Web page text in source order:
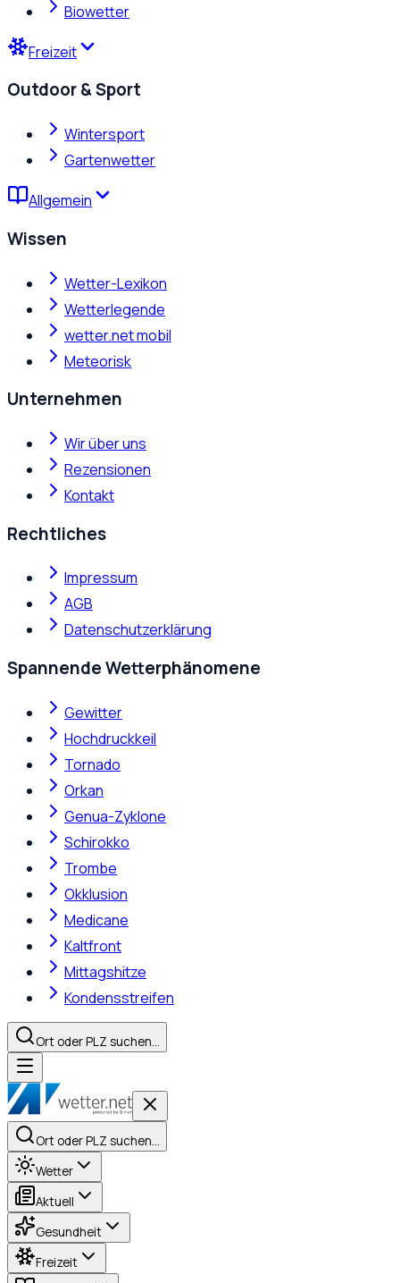
Biowetter
Freizeit
Outdoor & Sport
Wintersport
Gartenwetter
Allgemein
Wissen
Wetter-Lexikon
Wetterlegende
wetter.net mobil
Meteorisk
Unternehmen
Wir über uns
Rezensionen
Kontakt
Rechtliches
Impressum
AGB
Datenschutzerklärung
Spannende Wetterphänomene
Gewitter
Hochdruckkeil
Tornado
Orkan
Genua-Zyklone
Schirokko
Trombe
Okklusion
Medicane
Kaltfront
Mittagshitze
Kondensstreifen
Ort oder PLZ suchen…
Ort oder PLZ suchen…
Wetter
Aktuell
Gesundheit
Freizeit